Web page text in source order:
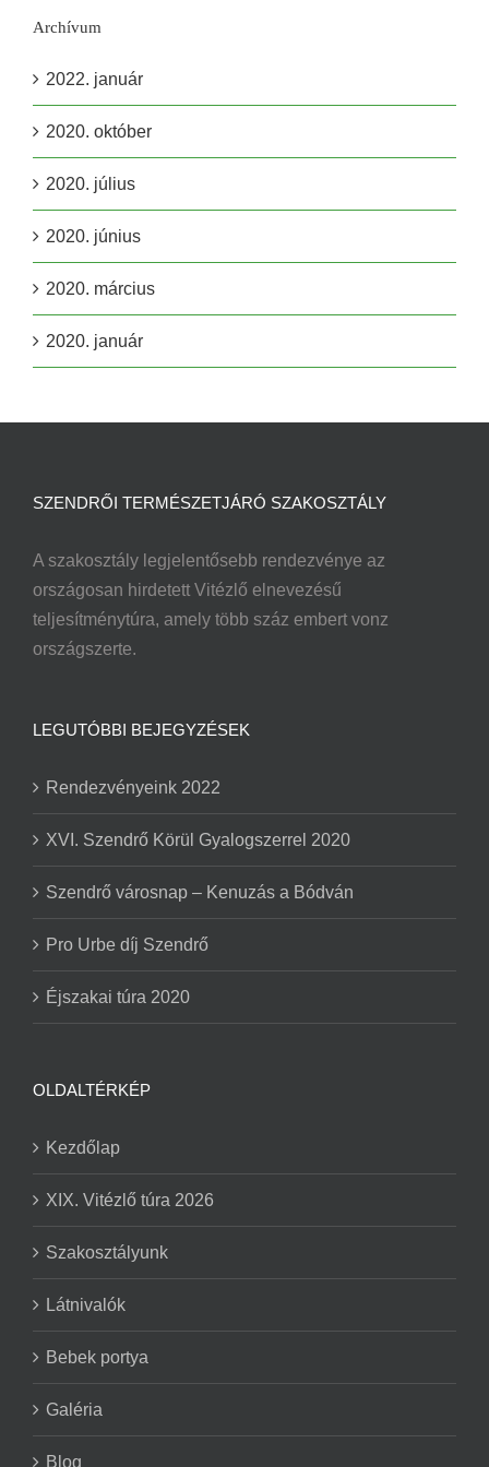
Archívum
2022. január
2020. október
2020. július
2020. június
2020. március
2020. január
SZENDRŐI TERMÉSZETJÁRÓ SZAKOSZTÁLY
A szakosztály legjelentősebb rendezvénye az
országosan hirdetett Vitézlő elnevezésű
teljesítménytúra, amely több száz embert vonz
országszerte.
LEGUTÓBBI BEJEGYZÉSEK
Rendezvényeink 2022
XVI. Szendrő Körül Gyalogszerrel 2020
Szendrő városnap – Kenuzás a Bódván
Pro Urbe díj Szendrő
Éjszakai túra 2020
OLDALTÉRKÉP
Kezdőlap
XIX. Vitézlő túra 2026
Szakosztályunk
Látnivalók
Bebek portya
Galéria
Blog